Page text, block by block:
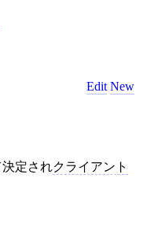
Edit New
定されクライアント